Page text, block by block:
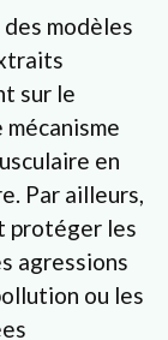
modèles
sur le
en
Par ailleurs,
protéger les
agressions
ou les